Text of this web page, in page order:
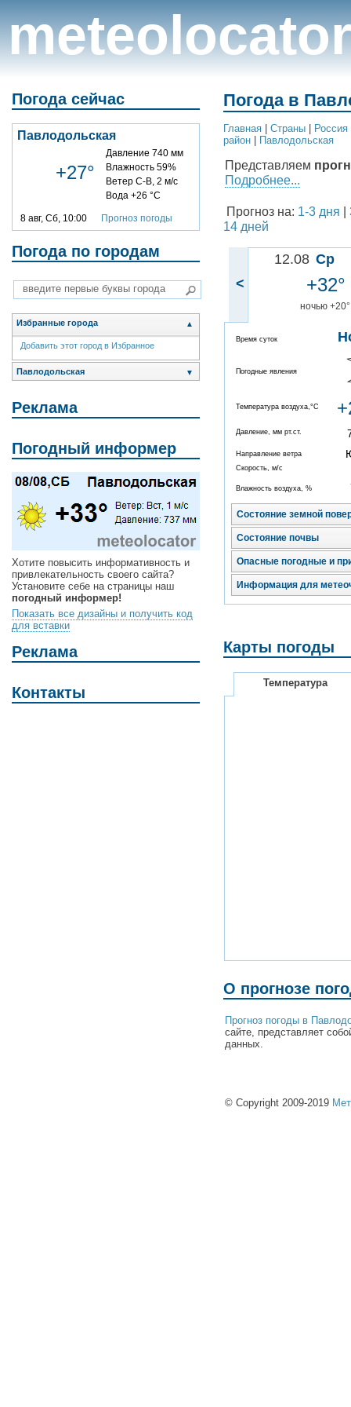
meteolocator
Погода сейчас
Павлодольская
+27°
Давление 740 мм
Влажность 59%
Ветер С-В, 2 м/с
Вода +26 °C
8 авг, Сб, 10:00 Прогноз погоды
Погода по городам
Избранные города ▲
Добавить этот город в Избранное
Павлодольская ▼
Реклама
Погодный информер
Хотите повысить информативность и
привлекательность своего сайта?
Установите себе на страницы наш
погодный информер!
Показать все дизайны и получить код
для вставки
Реклама
Контакты
Погода в
Главная Cтраны Россия
район
Павлодольская
Представляем
Подробнее...
Прогноз на: 1-3 дня
14 дней
<
12.08 Ср
+32°
ночью +20°
Время суток
Погодные явления
Температура воздуха,°C
Давление, мм рт.ст.
Направление ветра
Скорость, м/с
Влажность воздуха, %
Состояние земной
Состояние почвы
Опасные погодные и
Информация для
Карты погоды
Температура
О прогнозе
Прогноз погоды в
сайте, представляет
данных.
© Copyright 2009-2019